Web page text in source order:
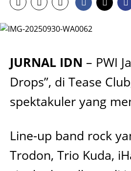
JURNAL IDN – PWI
Drops”, di Tease
spektakuler yang
Line-up band rock
Trodon, Trio Kuda,